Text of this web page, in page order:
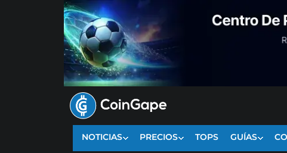
NOTICIAS PRECIOS TOPS GUÍAS